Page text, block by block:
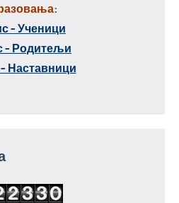
- Ученици
- Родитељи
- Наставници